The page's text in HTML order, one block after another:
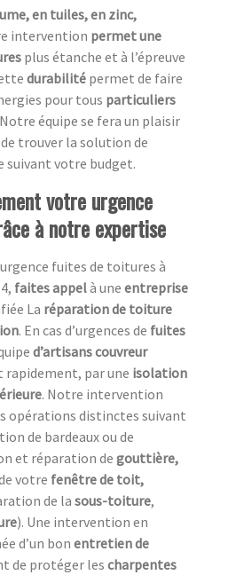
en tuiles, en zinc,
intervention permet une
plus étanche et à l’épreuve
durabilité permet de faire
pour tous particuliers
Notre équipe se fera un plaisir
trouver la solution de
suivant votre budget.
votre urgence
à notre expertise
fuites de toitures à
faites appelà une entreprise
La réparation de toiture
. En cas d’urgences de fuites
d’artisans couvreur
par une isolation
. Notre intervention
opérations distinctes suivant
de bardeaux ou de
et réparation de gouttière,
votre fenêtre de toit,
de la sous-toiture,
). Une intervention en
d’un bon entretien de
de protéger les charpentes